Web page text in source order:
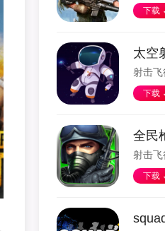
下载
太空
射击
下载
全民
射击
下载